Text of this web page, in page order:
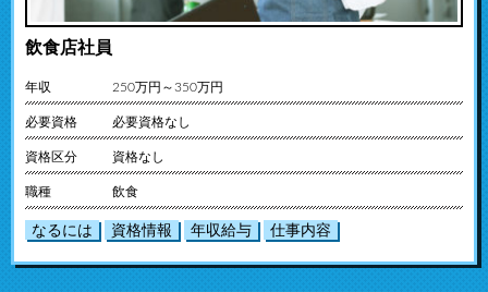
飲食店社員
年収 250万円～350万円
必要資格 必要資格なし
資格区分 資格なし
職種 飲食
なるには 資格情報 年収給与 仕事内容